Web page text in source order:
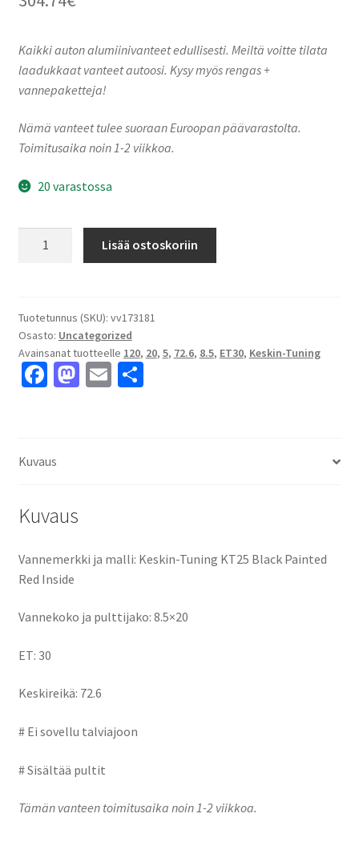
Kaikki auton alumiinivanteet edullisesti. Meiltä voitte tilata
laadukkaat vanteet autoosi. Kysy myös rengas +
vannepaketteja!
Nämä vanteet tulee suoraan Euroopan päävarastolta.
Toimitusaika noin 1-2 viikkoa.
20 varastossa
Painted
Red
Inside
8.5x20"
määrä
Lisää ostoskoriin
Tuotetunnus (SKU): vv173181
Osasto: Uncategorized
Avainsanat tuotteelle 120, 20, 5, 72.6, 8.5, ET30, Keskin-Tuning
Fa
o
M E S
Kuvaus
Kuvaus
Vannemerkki ja malli: Keskin-Tuning KT25 Black Painted
Red Inside
Vannekoko ja pulttijako: 8.5×20
ET: 30
Keskireikä: 72.6
# Ei sovellu talviajoon
# Sisältää pultit
Tämän vanteen toimitusaika noin 1-2 viikkoa.